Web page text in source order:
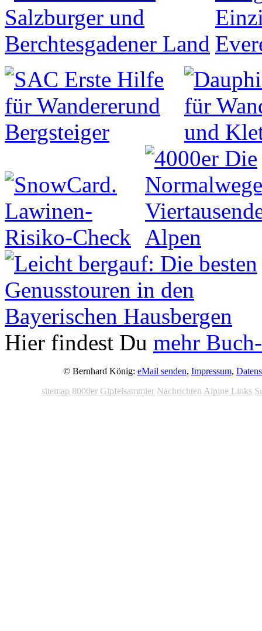
Hier findest Du mehr
© Bernhard König: eMail senden, Impressum,
sitemap 8000er Gipfelsammler Nachrichten Alpine Links